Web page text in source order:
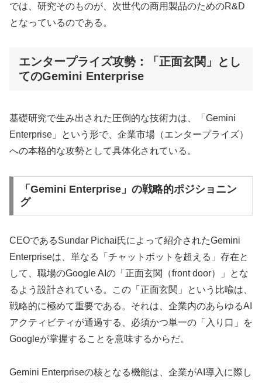
では、研究そのものが、次世代の商用製品のためのR&D
となっているのである。
エンタープライズ攻勢：「正面玄関」とし
てのGemini Enterprise
基礎研究で生み出された圧倒的な技術力は、「Gemini
Enterprise」という形で、企業市場（エンタープライズ）
への本格的な攻勢として具体化されている。
「Gemini Enterprise」の戦略的ポジショニン
グ
CEOであるSundar Pichai氏によって紹介されたGemini
Enterpriseは、単なる「チャットボットを超える」存在と
して、職場のGoogle AIの「正面玄関（front door）」とな
るよう設計されている。この「正面玄関」という比喩は、
戦略的に極めて重要である。それは、企業内のあらゆるAI
アクティビティが通過する、必須かつ単一の「入り口」を
Googleが掌握することを意味するからだ。
Gemini Enterpriseの核となる機能は、企業がAI導入に際し